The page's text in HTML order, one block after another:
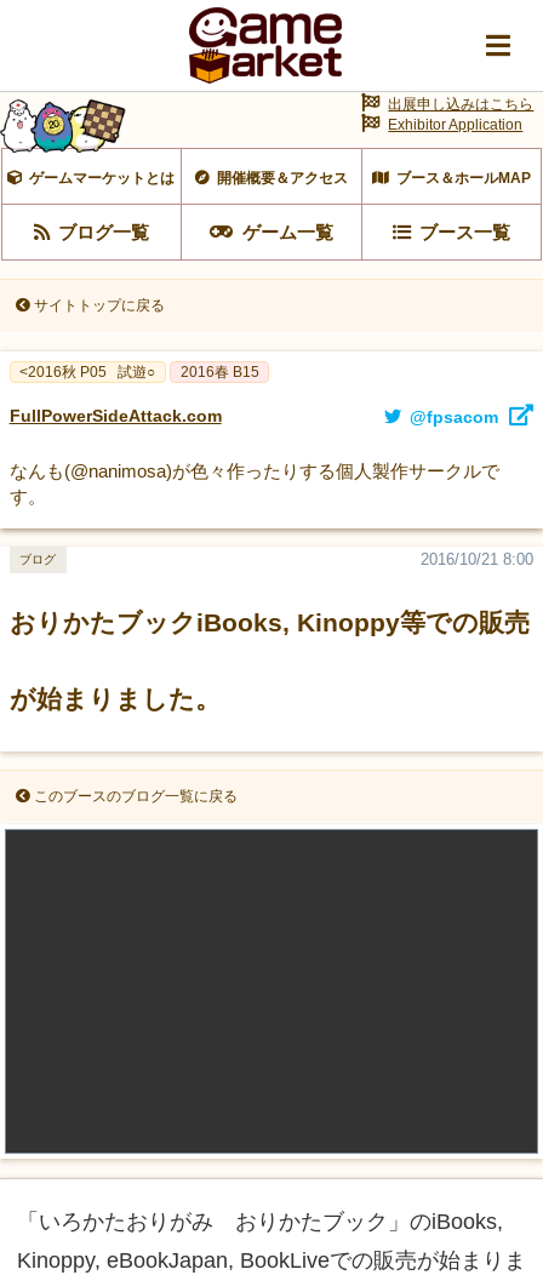
ゲームマーケットとは 開催概要＆アクセス ブース＆ホールMAP
ブログ一覧 ゲーム一覧 ブース一覧
出展申し込みはこちら
Exhibitor Application
サイトトップに戻る
<2016秋 P05 試遊○ 2016春 B15
FullPowerSideAttack.com @fpsacom
なんも(@nanimosa)が色々作ったりする個人製作サークルで
す。
おりかたブックiBooks, Kinoppy等での販売
が始まりました。
2016/10/21 8:00
ブログ
このブースのブログ一覧に戻る
「いろかたおりがみ おりかたブック」のiBooks,
Kinoppy, eBookJapan, BookLiveでの販売が始まりま